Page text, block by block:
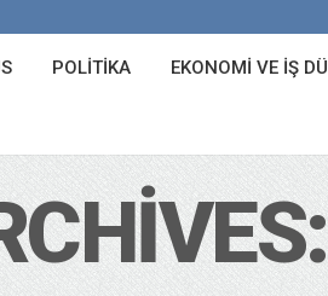
POLITIKA EKONOMI VE İŞ